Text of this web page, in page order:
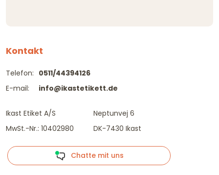
Kontakt
Telefon:
E-mail:
0511/44394126
info@ikastetikett.de
Ikast Etiket A/S
MwSt.-Nr.: 10402980
Neptunvej 6
DK-7430 Ikast
Chatte mit uns